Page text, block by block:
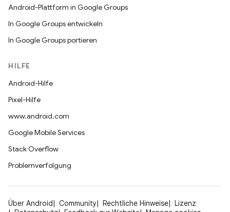
Android-Plattform in Google Groups
In Google Groups entwickeln
In Google Groups portieren
HILFE
Android-Hilfe
Pixel-Hilfe
www.android.com
Google Mobile Services
Stack Overflow
Problemverfolgung
Über Android Community Rechtliche Hinweise
Lizenz